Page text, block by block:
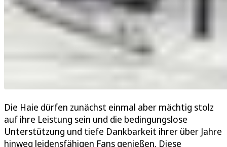
Die Haie dürfen zunächst einmal aber mächtig stolz
auf ihre Leistung sein und die bedingungslose
Unterstützung und tiefe Dankbarkeit ihrer über Jahre
hinweg leidensfähigen Fans genießen. Diese